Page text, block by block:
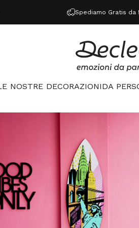
Spediamo Gratis da
Declea
NOSTRE DECORAZIONIDA